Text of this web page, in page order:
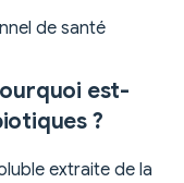
de santé
est-
?
extraite de la